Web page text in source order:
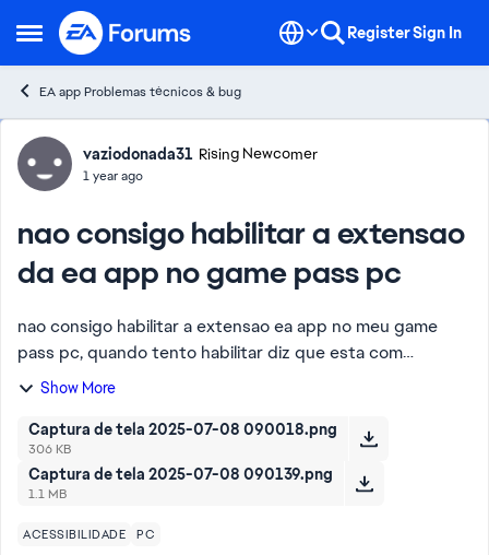
Open Side Menu
Skip to content RegisterSign In
EA app Problemas técnicos & bug
Forum Discussion
vaziodonada31 Rising Newcomer
1 year ago
nao consigo habilitar a extensao
da ea app no game pass pc
nao consigo habilitar a extensao ea app no meu game
pass pc, quando tento habilitar diz que esta com
problemas de conexao com a ea app e que nao estao
Show More
Captura de tela 2025-07-08 090018.png
306 KB
Captura de tela 2025-07-08 090139.png
1.1 MB
ACESSIBILIDADE PC